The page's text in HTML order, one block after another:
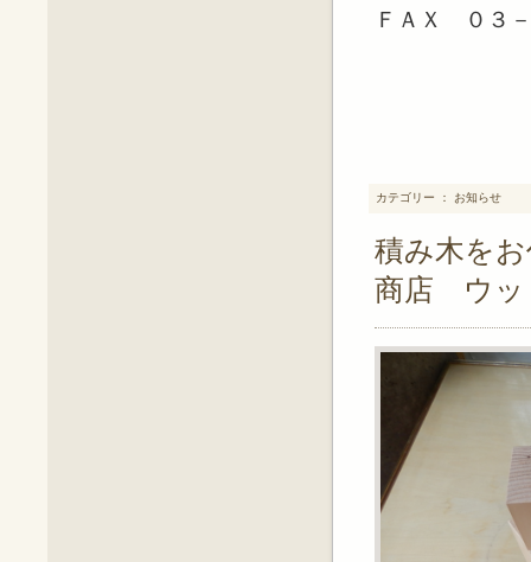
ＦＡＸ ０３
カテゴリー ： お知らせ
積み木を
商店 ウッ